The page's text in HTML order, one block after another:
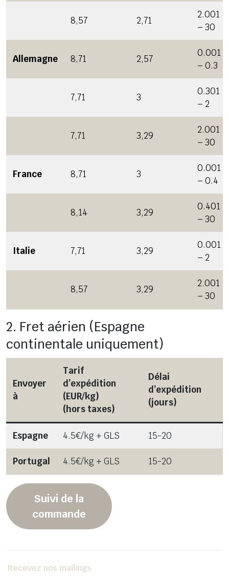
8,57 2,71
2.001
– 30
Allemagne 8,71 2,57
0.001
– 0.3
7,71 3
0.301
– 2
7,71 3,29
2.001
– 30
France 8,71 3
0.001
– 0.4
8,14 3,29
0.401
– 30
Italie 7,71 3,29
0.001
– 2
8,57 3,29
2.001
– 30
2. Fret aérien (Espagne
continentale uniquement)
Envoyer
à
Tarif
d’expédition
(EUR/kg)
(hors taxes)
Délai
d’expédition
(jours)
Espagne 4.5€/kg + GLS 15-20
Portugal 4.5€/kg + GLS 15-20
Suivi de la
commande
Recevez nos mailings